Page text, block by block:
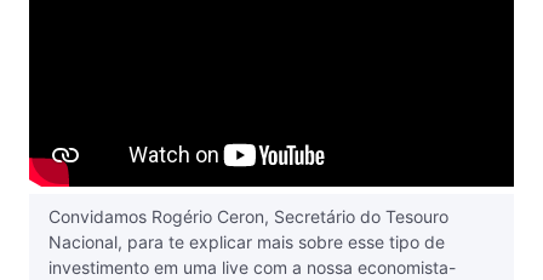
Convidamos Rogério Ceron, Secretário do Tesouro
Nacional, para te explicar mais sobre esse tipo de
investimento em uma live com a nossa economista-